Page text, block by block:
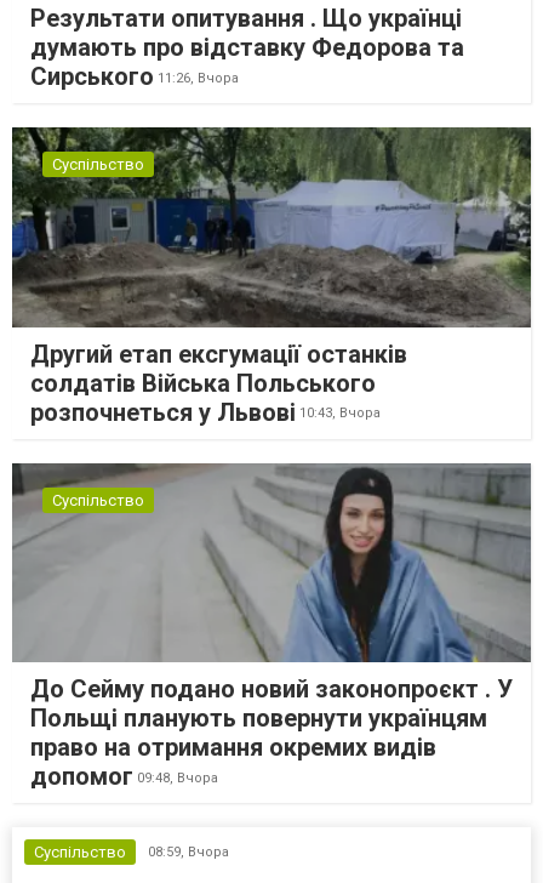
Результати опитування . Що українці
думають про відставку Федорова та
Сирського 11:26, Вчора
Суспільство
Другий етап ексгумації останків
солдатів Війська Польського
розпочнеться у Львові 10:43, Вчора
Суспільство
До Сейму подано новий законопроєкт . У
Польщі планують повернути українцям
право на отримання окремих видів
допомог 09:48, Вчора
Суспільство 08:59, Вчора